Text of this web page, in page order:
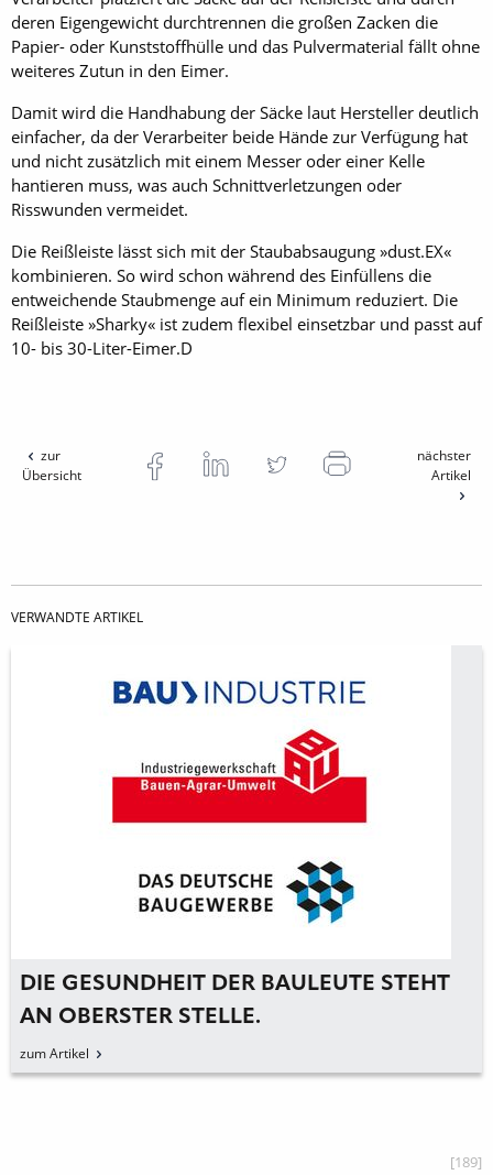
deren Eigengewicht durchtrennen die großen Zacken die
Papier- oder Kunststoffhülle und das Pulvermaterial fällt ohne
weiteres Zutun in den Eimer.
Damit wird die Handhabung der Säcke laut Hersteller deutlich
einfacher, da der Verarbeiter beide Hände zur Verfügung hat
und nicht zusätzlich mit einem Messer oder einer Kelle
hantieren muss, was auch Schnittverletzungen oder
Risswunden vermeidet.
Die Reißleiste lässt sich mit der Staubabsaugung »dust.EX«
kombinieren. So wird schon während des Einfüllens die
entweichende Staubmenge auf ein Minimum reduziert. Die
Reißleiste »Sharky« ist zudem flexibel einsetzbar und passt auf
10- bis 30-Liter-Eimer.D
zur
Übersicht
nächster
Artikel
VERWANDTE ARTIKEL
DIE GESUNDHEIT DER BAULEUTE STEHT
AN OBERSTER STELLE.
zum Artikel
[189]